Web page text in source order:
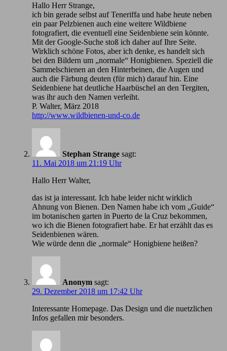
Hallo Herr Strange,
ich bin gerade selbst auf Teneriffa und habe heute neben
ein paar Pelzbienen auch eine weitere Wildbiene
fotografiert, die eventuell eine Seidenbiene sein könnte.
Mit der Google-Suche stoß ich daher auf Ihre Seite.
Wirklich schöne Fotos, aber ich denke, es handelt sich
bei den Bildern um „normale“ Honigbienen. Speziell die
Sammelschienen an den Hinterbeinen, die Augen und
auch die Färbung deuten (für mich) darauf hin. Eine
Seidenbiene hat deutliche Haarbüschel an den Tergiten,
was ihr auch den Namen verleiht.
P. Walter, März 2018
http://www.wildbienen-und-co.de
Stephan Strange sagt:
11. Mai 2018 um 21:19 Uhr
Hallo Herr Walter,
das ist ja interessant. Ich habe leider nicht wirklich
Ahnung von Bienen. Den Namen habe ich vom „Guide“
im botanischen garten in Puerto de la Cruz bekommen,
wo ich die Bienen fotografiert habe. Er hat erzählt das es
Seidenbienen wären.
Wie würde denn die „normale“ Honigbiene heißen?
Anonym sagt:
29. Dezember 2018 um 17:42 Uhr
Іnteressante Homepage. Das Design und die nuetzlichen
Infos gefallen mir besonders.